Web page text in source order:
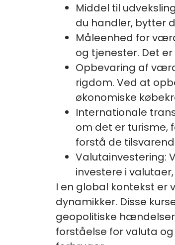
Middel til
du handler, bytter
Måleenhed for
og tjenester. Det
Opbevaring af
rigdom. Ved at
økonomiske
Internationale
om det er turisme,
forstå de
Valutainvestering:
investere i
I en global kontekst er
dynamikker. Disse
geopolitiske
forståelse for valuta